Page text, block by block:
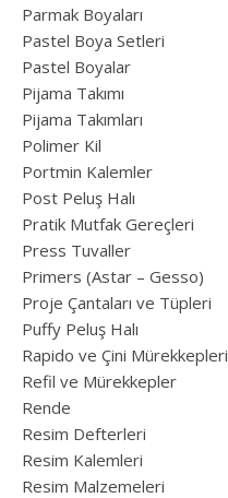
Parmak Boyaları
Pastel Boya Setleri
Pastel Boyalar
Pijama Takımı
Pijama Takımları
Polimer Kil
Portmin Kalemler
Post Peluş Halı
Pratik Mutfak Gereçleri
Press Tuvaller
Primers (Astar – Gesso)
Proje Çantaları ve Tüpleri
Puffy Peluş Halı
Rapido ve Çini Mürekkepleri
Refil ve Mürekkepler
Rende
Resim Defterleri
Resim Kalemleri
Resim Malzemeleri